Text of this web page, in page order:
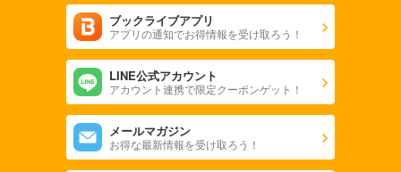
ブックライブアプリ
アプリの通知でお得情報を受け取ろう！
LINE公式アカウント
アカウント連携で限定クーポンゲット！
メールマガジン
お得な最新情報を受け取ろう！